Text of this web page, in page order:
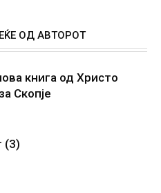
ОД АВТОРОТ
книга од Христо
Скопје
(3)